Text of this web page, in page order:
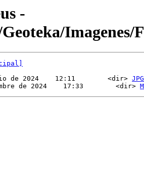
-
Imagenes/
de 2024    12:11        <dir> JPG
de 2024    17:33        <dir>